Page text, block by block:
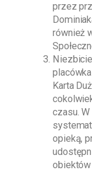
przez
również
Karta
czasu.
opieką,